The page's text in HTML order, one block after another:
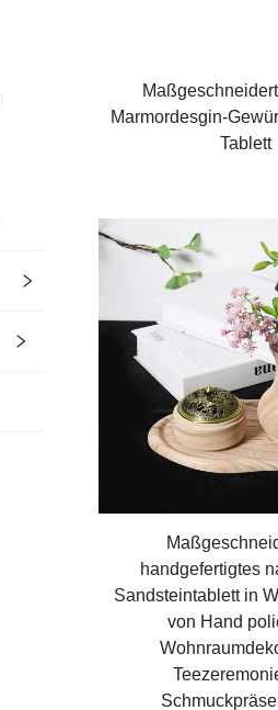
Marmordesgin-
Tablett
handgefertigtes
Sandsteintablett in
von Hand